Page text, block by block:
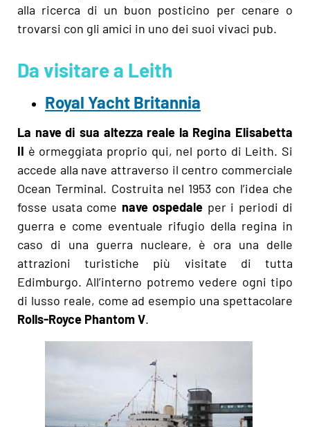
alla ricerca di un buon posticino per cenare o
trovarsi con gli amici in uno dei suoi vivaci pub.
Da visitare a Leith
Royal Yacht Britannia
La nave di sua altezza reale la Regina Elisabetta
II è ormeggiata proprio qui, nel porto di Leith. Si
accede alla nave attraverso il centro commerciale
Ocean Terminal. Costruita nel 1953 con l’idea che
fosse usata come nave ospedale per i periodi di
guerra e come eventuale rifugio della regina in
caso di una guerra nucleare, è ora una delle
attrazioni turistiche più visitate di tutta
Edimburgo. All’interno potremo vedere ogni tipo
di lusso reale, come ad esempio una spettacolare
Rolls-Royce Phantom V.